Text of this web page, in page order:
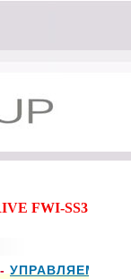
- УПРАВЛЯЕМЫЕ
FWI-SS3